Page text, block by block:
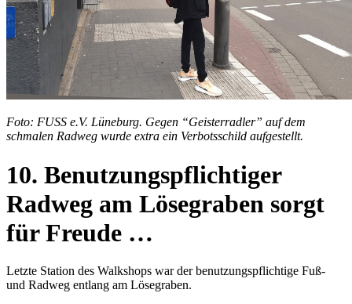
Foto: FUSS e.V. Lüneburg. Gegen “Geisterradler” auf dem
schmalen Radweg wurde extra ein Verbotsschild aufgestellt.
10. Benutzungspflichtiger
Radweg am Lösegraben sorgt
für Freude …
Letzte Station des Walkshops war der benutzungspflichtige Fuß-
und Radweg entlang am Lösegraben.